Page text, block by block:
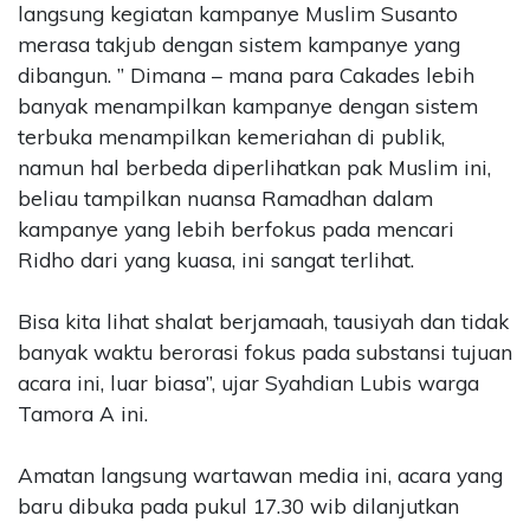
langsung kegiatan kampanye Muslim Susanto
merasa takjub dengan sistem kampanye yang
dibangun. ” Dimana – mana para Cakades lebih
banyak menampilkan kampanye dengan sistem
terbuka menampilkan kemeriahan di publik,
namun hal berbeda diperlihatkan pak Muslim ini,
beliau tampilkan nuansa Ramadhan dalam
kampanye yang lebih berfokus pada mencari
Ridho dari yang kuasa, ini sangat terlihat.
Bisa kita lihat shalat berjamaah, tausiyah dan tidak
banyak waktu berorasi fokus pada substansi tujuan
acara ini, luar biasa”, ujar Syahdian Lubis warga
Tamora A ini.
Amatan langsung wartawan media ini, acara yang
baru dibuka pada pukul 17.30 wib dilanjutkan